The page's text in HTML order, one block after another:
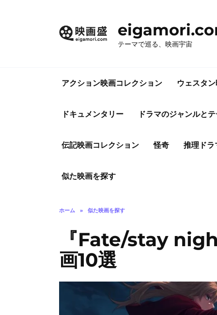
テーマで巡る、映画宇宙
アクション映画コレクション ウェスタ
ドキュメンタリー ドラマのジャンルと
伝記映画コレクション 怪奇 推理ドラ
似た映画を探す
ホーム » 似た映画を探す
『Fate/stay
画10選